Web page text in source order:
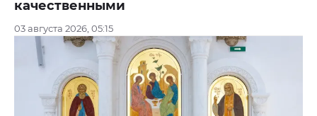
качественными
03 августа 2026, 05:15